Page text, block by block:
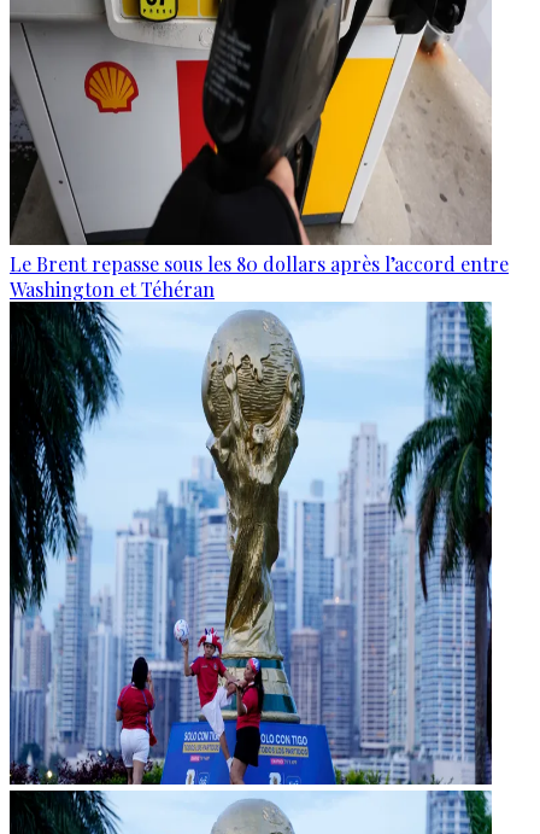
Le Brent repasse sous les 80 dollars après l’accord entre
Washington et Téhéran